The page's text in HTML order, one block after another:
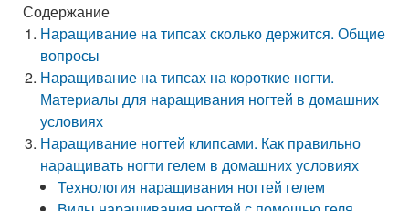
Содержание
Наращивание на типсах сколько держится. Общие
вопросы
Наращивание на типсах на короткие ногти.
Материалы для наращивания ногтей в домашних
условиях
Наращивание ногтей клипсами. Как правильно
наращивать ногти гелем в домашних условиях
Технология наращивания ногтей гелем